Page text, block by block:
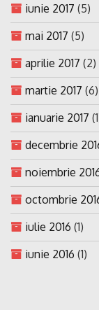
iunie 2017 (5)
mai 2017 (5)
aprilie 2017 (2)
martie 2017 (6)
ianuarie 2017
decembrie
noiembrie
octombrie
iulie 2016 (1)
iunie 2016 (1)